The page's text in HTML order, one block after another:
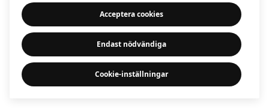
Acceptera cookies
Endast nödvändiga
Cookie-inställningar